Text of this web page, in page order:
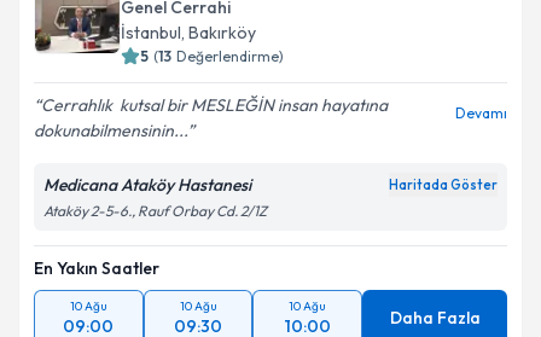
Genel Cerrahi
İstanbul, Bakırköy
5 (13 Değerlendirme)
Cerrahlık ️ kutsal bir MESLEĞİN insan hayatına
dokunabilmensinin...
Devamı
Medicana Ataköy Hastanesi Haritada Göster
Ataköy 2-5-6., Rauf Orbay Cd. 2/1Z
En Yakın Saatler
10 Ağu
09:00
10 Ağu
09:30
10 Ağu
10:00 Daha Fazla